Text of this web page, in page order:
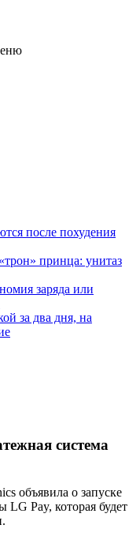
после похудения
принца: унитаз
заряда или
за два дня, на
система
объявила о запуске
LG Pay, которая будет